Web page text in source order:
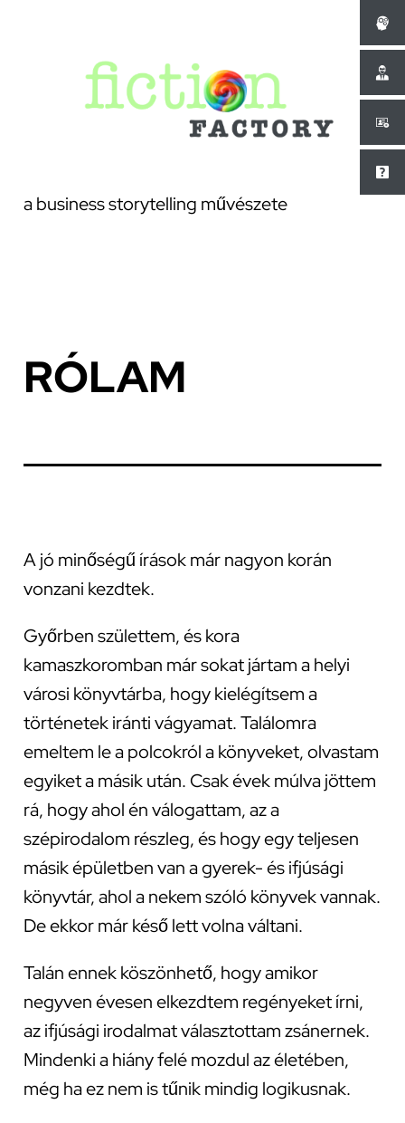
tartalomhoz
a business storytelling művészete
RÓLAM
A jó minőségű írások már nagyon korán
vonzani kezdtek.
Győrben születtem, és kora
kamaszkoromban már sokat jártam a helyi
városi könyvtárba, hogy kielégítsem a
történetek iránti vágyamat. Találomra
emeltem le a polcokról a könyveket, olvastam
egyiket a másik után. Csak évek múlva jöttem
rá, hogy ahol én válogattam, az a
szépirodalom részleg, és hogy egy teljesen
másik épületben van a gyerek- és ifjúsági
könyvtár, ahol a nekem szóló könyvek vannak.
De ekkor már késő lett volna váltani.
Talán ennek köszönhető, hogy amikor
negyven évesen elkezdtem regényeket írni,
az ifjúsági irodalmat választottam zsánernek.
Mindenki a hiány felé mozdul az életében,
még ha ez nem is tűnik mindig logikusnak.